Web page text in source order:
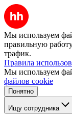
Мы используем
правильную
трафик.
Правила
Мы используем
файлов cookie
Понятно
Ищу сотрудника